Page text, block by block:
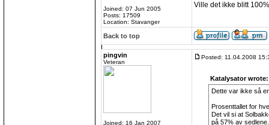
Joined: 07 Jun 2005
Posts: 17509
Location: Stavanger
Ville det ikke blitt
Back to top
pingvin
Veteran
Joined: 16 Jan 2007
Posted: 11.04.2008
Katalysator wrote:
Dette var ikke så
Prosenttallet for
Det vil si at
på 57% av sedlene.